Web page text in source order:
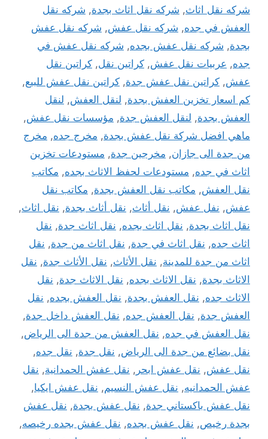
شركه نقل اثاث, شركه نقل اثاث بجدة, شركه نقل
العفش في جده, شركه نقل عفش, شركه نقل عفش
بجدة, شركه نقل عفش بجده, شركه نقل عفش في
جده, عربيات نقل عفش, كراتين نقل, كراتين نقل
عفش, كراتين نقل عفش جدة, كراتين نقل عفش للبيع,
كم اسعار تخزين العفش بجدة, لنقل العفش, لنقل
العفش بجدة, لنقل العفش جدة, مؤسسات نقل عفش,
ماهي افضل شركة نقل عفش بجدة, مخرج جده, مخرج
من جدة الى جازان, مخرجين جدة, مستودعات تخزين
اثاث في جده, مستودعات لحفظ الاثاث بجده, مكاتب
نقل العفش, مكاتب نقل العفش بجدة, مكاتب نقل
عفش, نفل عفش, نقل أثاث, نقل أثاث بجدة, نقل اثاث,
نقل اثاث بجدة, نقل اثاث بجده, نقل اثاث جدة, نقل
اثاث جده, نقل اثاث في جدة, نقل اثاث من جدة, نقل
اثاث من جدة للمدينة, نقل الأثاث, نقل الأثاث جدة, نقل
الاثاث بجدة, نقل الاثاث بجده, نقل الاثاث جدة, نقل
الاثاث جده, نقل العفش بجدة, نقل العفش بجده, نقل
العفش جدة, نقل العفش جده, نقل العفش داخل جدة,
نقل العفش في جده, نقل العفش من جدة الى الرياض,
نقل بضائع من جدة الى الرياض, نقل جدة, نقل جده,
نقل عفش, نقل عفش ابحر , نقل عفش الحمدانية, نقل
عفش الحمدانيه, نقل عفش النسيم, نقل عفش ايكيا,
نقل عفش باكستاني جدة, نقل عفش بجدة, نقل عفش
بجدة رخيص, نقل عفش بجده, نقل عفش بجده رخيصه,